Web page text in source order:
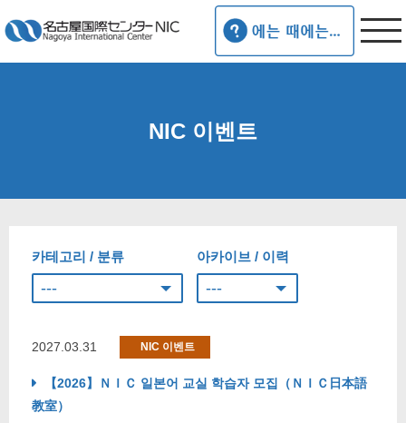
NIC 이벤트
카테고리 / 분류 아카이브 / 이력
2027.03.31 NIC 이벤트
【2026】ＮＩＣ 일본어 교실 학습자 모집（ＮＩＣ日本語
教室）